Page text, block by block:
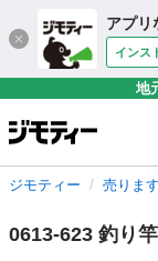
アプリ
インス
地
ジモティー 売りま
0613-623 釣り竿